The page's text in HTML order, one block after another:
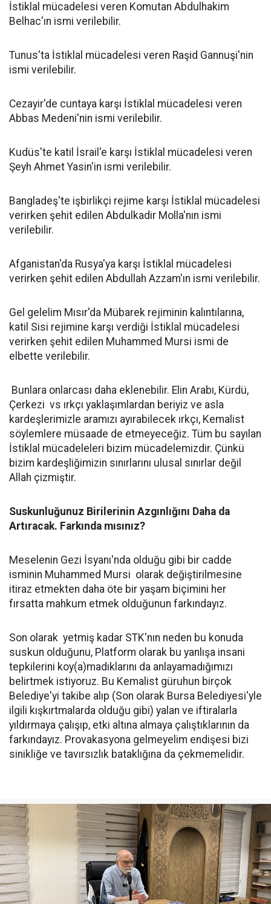
İstiklal mücadelesi veren Komutan Abdulhakim
Belhac'ın ismi verilebilir.
Tunus'ta İstiklal mücadelesi veren Raşid Gannuşi'nin
ismi verilebilir.
Cezayir'de cuntaya karşı İstiklal mücadelesi veren
Abbas Medeni'nin ismi verilebilir.
Kudüs'te katil İsrail'e karşı İstiklal mücadelesi veren
Şeyh Ahmet Yasin'in ismi verilebilir.
Bangladeş'te işbirlikçi rejime karşı İstiklal mücadelesi
verirken şehit edilen Abdulkadir Molla'nın ismi
verilebilir.
Afganistan'da Rusya'ya karşı İstiklal mücadelesi
verirken şehit edilen Abdullah Azzam'ın ismi verilebilir.
Gel gelelim Mısır'da Mübarek rejiminin kalıntılarına,
katil Sisi rejimine karşı verdiği İstiklal mücadelesi
verirken şehit edilen Muhammed Mursi ismi de
elbette verilebilir.
Bunlara onlarcası daha eklenebilir. Elin Arabı, Kürdü,
Çerkezi vs ırkçı yaklaşımlardan beriyiz ve asla
kardeşlerimizle aramızı ayırabilecek ırkçı, Kemalist
söylemlere müsaade de etmeyeceğiz. Tüm bu sayılan
İstiklal mücadeleleri bizim mücadelemizdir. Çünkü
bizim kardeşliğimizin sınırlarını ulusal sınırlar değil
Allah çizmiştir.
Suskunluğunuz Birilerinin Azgınlığını Daha da
Artıracak. Farkında mısınız?
Meselenin Gezi İsyanı'nda olduğu gibi bir cadde
isminin Muhammed Mursi olarak değiştirilmesine
itiraz etmekten daha öte bir yaşam biçimini her
fırsatta mahkum etmek olduğunun farkındayız.
Son olarak yetmiş kadar STK'nın neden bu konuda
suskun olduğunu, Platform olarak bu yanlışa insani
tepkilerini koy(a)madıklarını da anlayamadığımızı
belirtmek istiyoruz. Bu Kemalist güruhun birçok
Belediye'yi takibe alıp (Son olarak Bursa Belediyesi'yle
ilgili kışkırtmalarda olduğu gibi) yalan ve iftiralarla
yıldırmaya çalışıp, etki altına almaya çalıştıklarının da
farkındayız. Provakasyona gelmeyelim endişesi bizi
sinikliğe ve tavırsızlık bataklığına da çekmemelidir.